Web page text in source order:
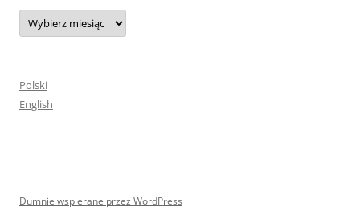
Ostatnie
wpisy
Polski
English
Dumnie wspierane przez WordPress